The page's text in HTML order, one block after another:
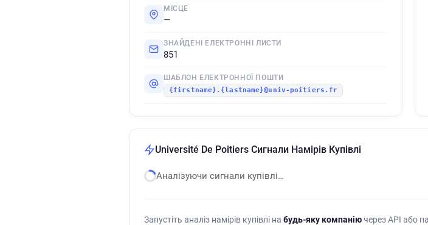
МІСЦЕ
—
ЗНАЙДЕНІ ЕЛЕКТРОННІ ЛИСТИ
851
ШАБЛОН ЕЛЕКТРОННОЇ ПОШТИ
{firstname}.{lastname}@univ-poitiers.fr
Université De Poitiers Сигнали Намірів Купівлі
Аналізуючи сигнали купівлі…
Запустіть аналіз намірів купівлі на будь-яку компаніючерез API або